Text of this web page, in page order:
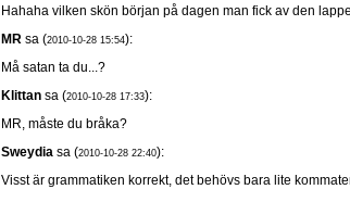
Hahaha vilken skön början på dagen man fick av den
MR sa (2010-10-28 15:54):
Må satan ta du...?
Klittan sa (2010-10-28 17:33):
MR, måste du bråka?
Sweydia sa (2010-10-28 22:40):
Visst är grammatiken korrekt, det behövs bara lite